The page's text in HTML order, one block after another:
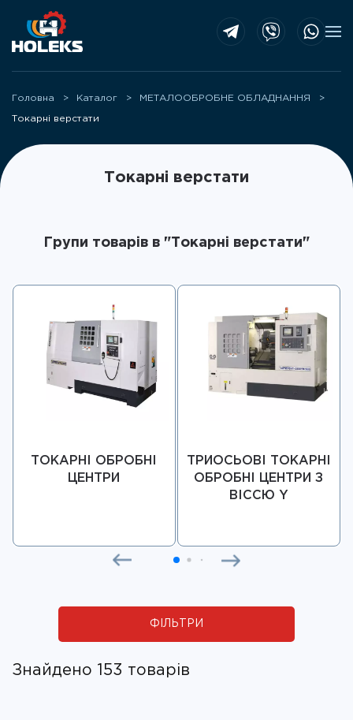
Skip to main content
Головна Каталог МЕТАЛООБРОБНЕ ОБЛАДНАННЯ
Токарні верстати
Токарні верстати
Групи товарів в "Токарні верстати"
ТОКАРНІ ОБРОБНІ
ЦЕНТРИ
ТРИОСЬОВІ ТОКАРНІ
ОБРОБНІ ЦЕНТРИ З
ВІССЮ Y
ФІЛЬТРИ
Знайдено 153 товарів